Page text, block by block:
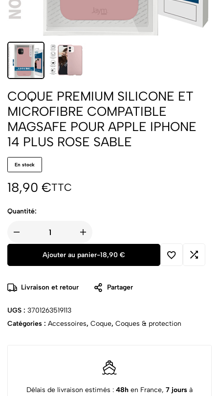
COQUE PREMIUM SILICONE ET
MICROFIBRE COMPATIBLE
MAGSAFE POUR APPLE IPHONE
14 PLUS ROSE SABLE
En stock
18,90 €TTC
Quantité:
Ajouter au panier-18,90 €
Livraison et retour Partager
UGS : 3701263519113
Catégories : Accessoires, Coque, Coques & protection
Délais de livraison estimés : 48h en France, 7 jours à